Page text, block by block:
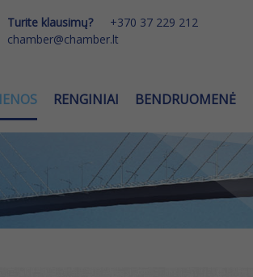
Turite klausimų?
+370 37 229 212
chamber@chamber.lt
RENGINIAI BENDRUOMENĖ